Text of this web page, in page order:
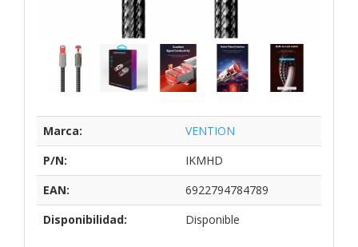
Marca:
VENTION
P/N:
IKMHD
EAN:
6922794784789
Disponibilidad:
Disponible